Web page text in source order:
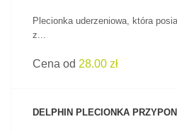
Plecionka uderzeniowa, która
z...
Cena od 28.00 zł
DELPHIN PLECIONKA